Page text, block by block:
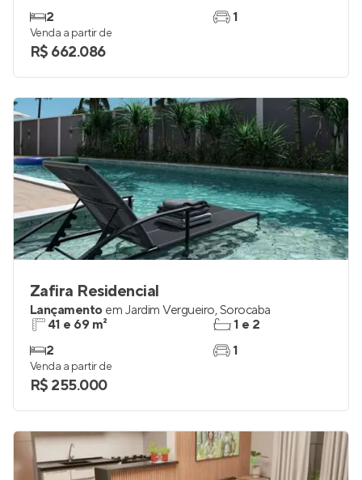
2
1
Venda a partir de
R$ 662.086
Zafira Residencial
Lançamento em Jardim Vergueiro,Sorocaba
41 e 69 m²
2
1 e 2
1
Venda a partir de
R$ 255.000